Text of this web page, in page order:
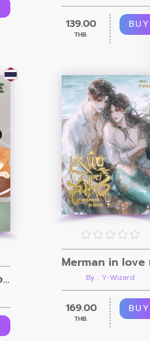
139.00
THB.
BUY
secret love รักนี้จองไว้ในใจ By : Y-Wizard
169.00
THB.
BUY